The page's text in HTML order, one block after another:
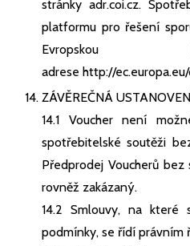
stránky adr.coi.cz.
platformu pro řešení
adrese http://
ZÁVĚREČNÁ
14.1 Voucher není
spotřebitelské soutěži
Předprodej Voucherů bez
rovněž zakázaný.
14.2 Smlouvy, na
podmínky, se řídí právním